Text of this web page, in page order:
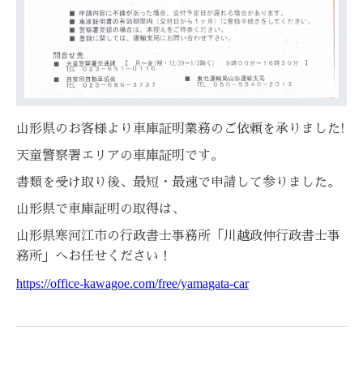
山形県のお客様より車庫証明業務のご依頼を承りました!
天童警察署エリアの車庫証明です。
書類を受け取り後、最短・最速で申請して参りました。
山形県で車庫証明の取得は、
山形県寒河江市の行政書士事務所「川越政伸行政書士事
務所」へお任せください！
https://office-kawagoe.com/free/yamagata-car